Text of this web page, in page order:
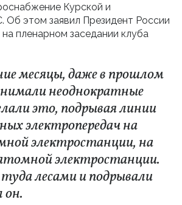
Курской и
Об этом заявил Президент России
пленарном заседании клуба
месяцы, даже в прошлом
неоднократные
это, подрывая линии
электропередач на
электростанции, на
электростанции.
лесами и подрывали
он.